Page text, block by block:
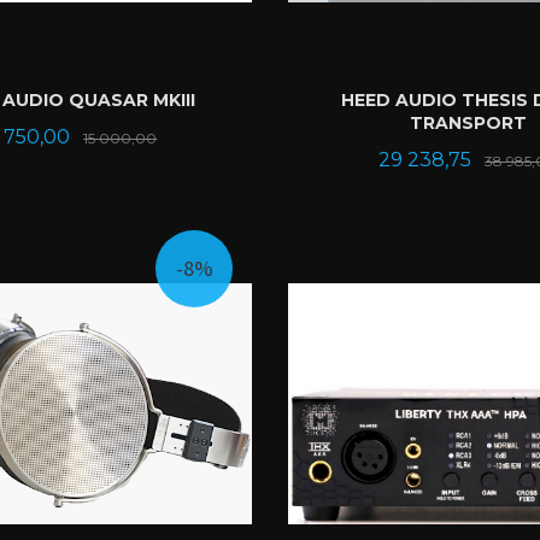
AUDIO QUASAR MKIII
750,00 15 000,00Rabatt
HEED AUDIO THESIS
TRANSPORT
Tilbud
29 238,75 38
-8%